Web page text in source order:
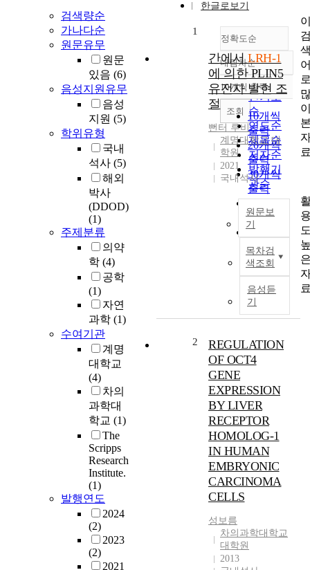
검색량순
가나다순
원문유무
원문
있음 (6)
음성지원유무
음성
지원 (5)
학위유형
국내
석사 (5)
해외
박사
(DDOD)
(1)
주제분류
의약
학 (4)
공학
(1)
자연
과학 (1)
수여기관
계명
대학교
(4)
차의
과학대
학교 (1)
The
Scripps
Research
Institute.
(1)
발행연도
2024
(2)
2023
(2)
2021
한글로보기
정확도순
정확도
순
인기도
순
연도순
제목순
저자순
발행기
관순
내림차순
내림차순
10개씩 출력
10개씩
출력
20개씩
출력
30개씩
출력
출력
100개씩
출력
조회
1
간에서LRH-1
에 의한 PLIN5
유전자 발현 조
절
뻔터 루비
계명대학교 대
학원
2021
국내석사
원문보
기
목차검
색조회
음성듣
기
2
REGULATION
OF OCT4
GENE
EXPRESSION
BY LIVER
RECEPTOR
HOMOLOG-1
IN HUMAN
EMBRYONIC
CARCINOMA
CELLS
성보름
차의과학대학교
대학원
2013